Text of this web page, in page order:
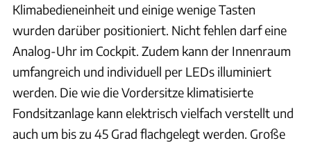
Klimabedieneinheit und einige wenige Tasten
wurden darüber positioniert. Nicht fehlen darf eine
Analog-Uhr im Cockpit. Zudem kann der Innenraum
umfangreich und individuell per LEDs illuminiert
werden. Die wie die Vordersitze klimatisierte
Fondsitzanlage kann elektrisch vielfach verstellt und
auch um bis zu 45 Grad flachgelegt werden. Große